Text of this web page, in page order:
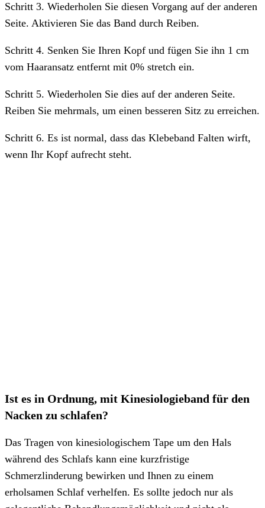
Schritt 3. Wiederholen Sie diesen Vorgang auf der anderen
Seite. Aktivieren Sie das Band durch Reiben.
Schritt 4. Senken Sie Ihren Kopf und fügen Sie ihn 1 cm
vom Haaransatz entfernt mit 0% stretch ein.
Schritt 5. Wiederholen Sie dies auf der anderen Seite.
Reiben Sie mehrmals, um einen besseren Sitz zu erreichen.
Schritt 6. Es ist normal, dass das Klebeband Falten wirft,
wenn Ihr Kopf aufrecht steht.
Ist es in Ordnung, mit Kinesiologieband für den
Nacken zu schlafen?
Das Tragen von kinesiologischem Tape um den Hals
während des Schlafs kann eine kurzfristige
Schmerzlinderung bewirken und Ihnen zu einem
erholsamen Schlaf verhelfen. Es sollte jedoch nur als